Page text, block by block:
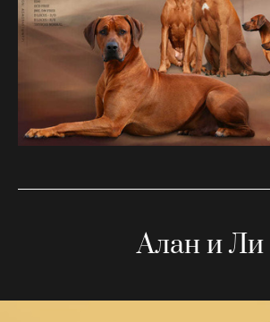
Алан и Ли